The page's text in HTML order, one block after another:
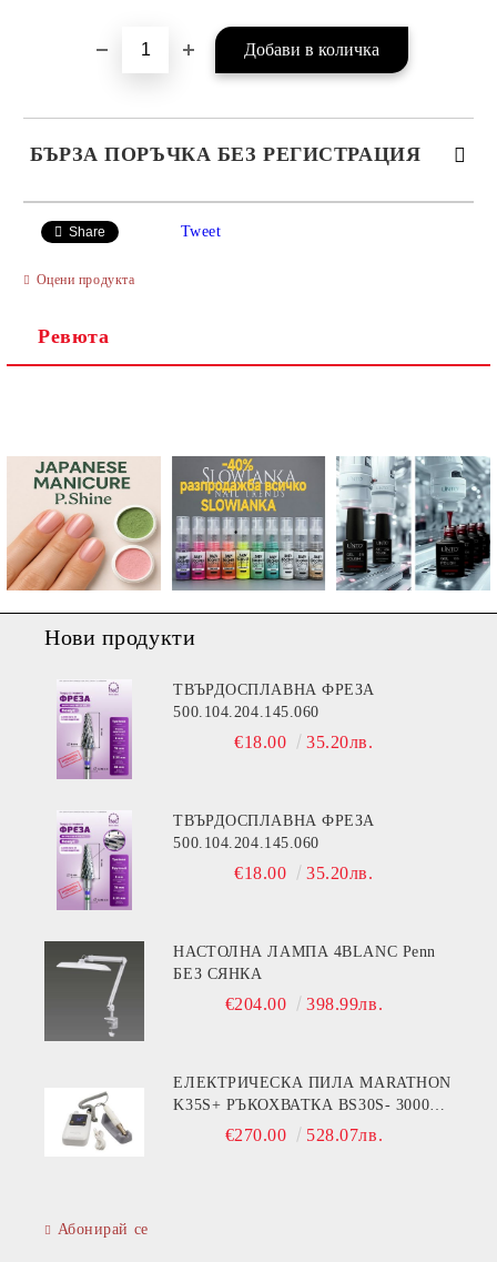
БЪРЗА ПОРЪЧКА БЕЗ РЕГИСТРАЦИЯ
Share Tweet
Оцени продукта
Ревюта
Нови продукти
ТВЪРДОСПЛАВНА ФРЕЗА
500.104.204.145.060
€18.00 35.20лв.
ТВЪРДОСПЛАВНА ФРЕЗА
500.104.204.145.060
€18.00 35.20лв.
НАСТОЛНА ЛАМПА 4BLANC Penn
БЕЗ СЯНКА
€204.00 398.99лв.
ЕЛЕКТРИЧЕСКА ПИЛА MARATHON
K35S+ РЪКОХВАТКА BS30S- 30000
ОБОРОТА€270.00 528.07лв.
Абонирай се